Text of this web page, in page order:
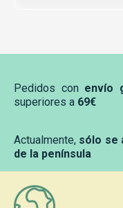
Pedidos con envío
superiores a 69€
Actualmente, sólo se
de la península